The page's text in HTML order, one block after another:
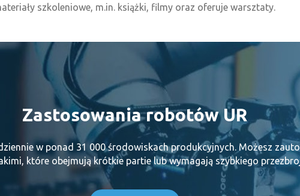
szkoleniowe, m.in. książki, filmy oraz oferuje warsztaty.
Zastosowania robotów UR
w ponad 31 000 środowiskach produkcyjnych. Możesz
które obejmują krótkie partie lub wymagają szybkiego